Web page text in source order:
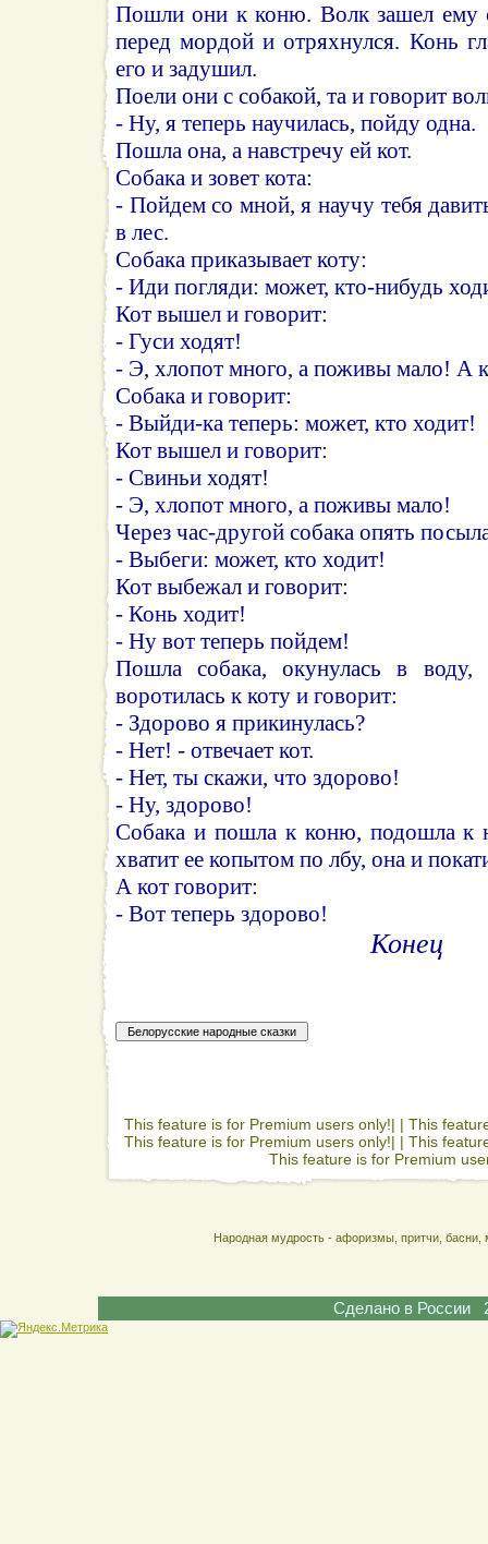
Пошли они к коню. Волк зашел ему
перед мордой и отряхнулся. Конь
его и задушил.
Поели они с собакой, та и говорит
- Ну, я теперь научилась, пойду одна.
Пошла она, а навстречу ей кот.
Собака и зовет кота:
- Пойдем со мной, я научу тебя
в лес.
Собака приказывает коту:
- Иди погляди: может, кто-нибудь
Кот вышел и говорит:
- Гуси ходят!
- Э, хлопот много, а поживы мало! А
Собака и говорит:
- Выйди-ка теперь: может, кто ходит!
Кот вышел и говорит:
- Свиньи ходят!
- Э, хлопот много, а поживы мало!
Через час-другой собака опять
- Выбеги: может, кто ходит!
Кот выбежал и говорит:
- Конь ходит!
- Ну вот теперь пойдем!
Пошла собака, окунулась в воду,
воротилась к коту и говорит:
- Здорово я прикинулась?
- Нет! - отвечает кот.
- Нет, ты скажи, что здорово!
- Ну, здорово!
Собака и пошла к коню, подошла к
хватит ее копытом по лбу, она и
А кот говорит:
- Вот теперь здорово!
Конец
This feature is for Premium users only!| | This
This feature is for Premium users only!| | This
This feature is for Premium
Народная мудрость - афоризмы, притчи,
Сделано в России